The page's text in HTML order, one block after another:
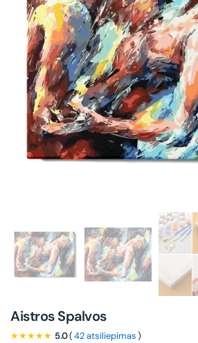
Aistros Spalvos
★★★★★ 5.0(42 atsiliepimas)